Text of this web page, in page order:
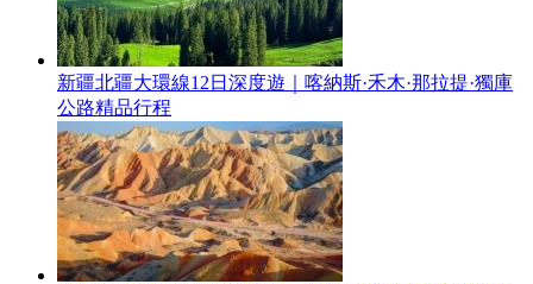
新疆北疆大環線12日深度遊｜喀納斯·禾木·那拉提·獨庫
公路精品行程